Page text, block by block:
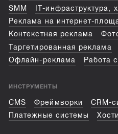
SMM
IT-инфраструктура,
Реклама на интернет-
Контекстная реклама
Таргетированная реклама
Офлайн-реклама
Работа
ИНСТРУМЕНТЫ
CMS Фреймворки
CRM-
Платежные системы